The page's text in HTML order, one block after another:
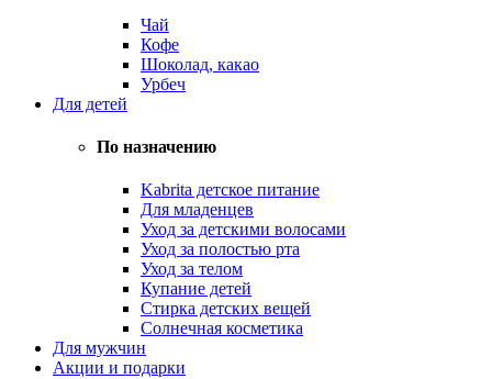
Чай
Кофе
Шоколад, какао
Урбеч
Для детей
По назначению
Kabrita детское питание
Для младенцев
Уход за детскими волосами
Уход за полостью рта
Уход за телом
Купание детей
Стирка детских вещей
Солнечная косметика
Для мужчин
Акции и подарки